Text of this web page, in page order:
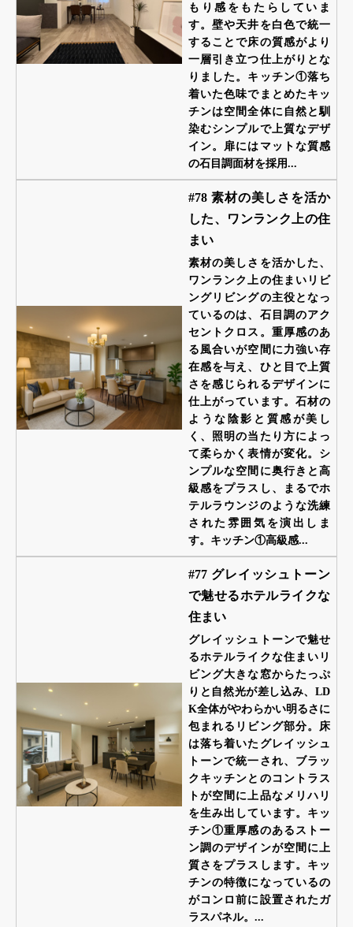
もり感をもたらしていま
す。壁や天井を白色で統一
することで床の質感がより
一層引き立つ仕上がりとな
りました。キッチン①落ち
着いた色味でまとめたキッ
チンは空間全体に自然と馴
染むシンプルで上質なデザ
イン。扉にはマットな質感
の石目調面材を採用...
#78 素材の美しさを活か
した、ワンランク上の住
まい
素材の美しさを活かした、
ワンランク上の住まいリビ
ングリビングの主役となっ
ているのは、石目調のアク
セントクロス。重厚感のあ
る風合いが空間に力強い存
在感を与え、ひと目で上質
さを感じられるデザインに
仕上がっています。石材の
ような陰影と質感が美し
く、照明の当たり方によっ
て柔らかく表情が変化。シ
ンプルな空間に奥行きと高
級感をプラスし、まるでホ
テルラウンジのような洗練
された雰囲気を演出しま
す。キッチン①高級感...
#77 グレイッシュトーン
で魅せるホテルライクな
住まい
グレイッシュトーンで魅せ
るホテルライクな住まいリ
ビング大きな窓からたっぷ
りと自然光が差し込み、LD
K全体がやわらかい明るさに
包まれるリビング部分。床
は落ち着いたグレイッシュ
トーンで統一され、ブラッ
クキッチンとのコントラス
トが空間に上品なメリハリ
を生み出しています。キッ
チン①重厚感のあるストー
ン調のデザインが空間に上
質さをプラスします。キッ
チンの特徴になっているの
がコンロ前に設置されたガ
ラスパネル。...